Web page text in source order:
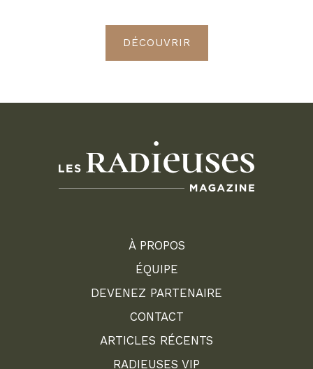
DÉCOUVRIR
À PROPOS
ÉQUIPE
DEVENEZ PARTENAIRE
CONTACT
ARTICLES RÉCENTS
RADIEUSES VIP